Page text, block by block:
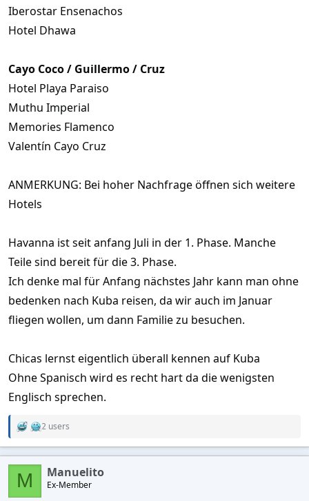
Iberostar Ensenachos
Hotel Dhawa
Cayo Coco / Guillermo / Cruz
Hotel Playa Paraiso
Muthu Imperial
Memories Flamenco
Valentín Cayo Cruz
ANMERKUNG: Bei hoher Nachfrage öffnen sich weitere
Hotels
Havanna ist seit anfang Juli in der 1. Phase. Manche
Teile sind bereit für die 3. Phase.
Ich denke mal für Anfang nächstes Jahr kann man ohne
bedenken nach Kuba reisen, da wir auch im Januar
fliegen wollen, um dann Familie zu besuchen.
Chicas lernst eigentlich überall kennen auf Kuba
Ohne Spanisch wird es recht hart da die wenigsten
Englisch sprechen.
R
c
t
o
2 users
M Manuelito
Ex-Member